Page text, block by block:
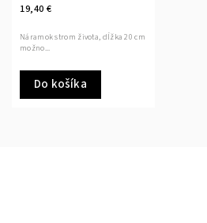
19,40 €
Do košíka
Náramok strom života, dĺžka 20 cm
možno...